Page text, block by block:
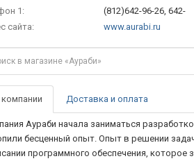
1:
(812)642-96-26, 642-
сайта:
www.aurabi.ru
Доставка и оплата
Аураби начала заниматься
бесценный опыт. Опыт в решении
программного обеспечения,